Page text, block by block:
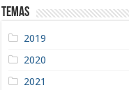
Temas
2019
2020
2021